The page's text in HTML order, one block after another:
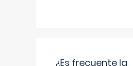
¿Es frecuente la